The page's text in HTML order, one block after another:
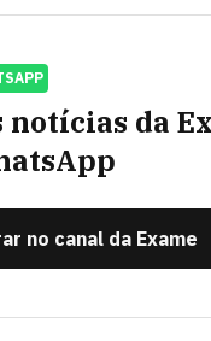
notícias da
no canal da Exame